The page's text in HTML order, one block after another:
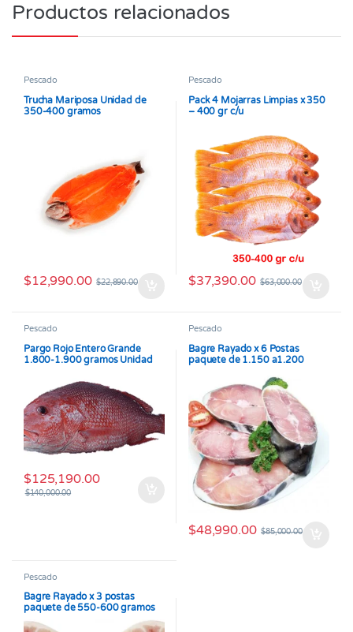
Productos relacionados
Pescado
Trucha Mariposa Unidad de
350-400 gramos
$12,990.00 $22,890.00
Pescado
Pack 4 Mojarras Limpias x 350
– 400 gr c/u
$37,390.00 $63,000.00
Pescado
Pargo Rojo Entero Grande
1.800-1.900 gramos Unidad
$125,190.00
$140,000.00
Pescado
Bagre Rayado x 6 Postas
paquete de 1.150 a1.200
$48,990.00 $85,000.00
Pescado
Bagre Rayado x 3 postas
paquete de 550-600 gramos